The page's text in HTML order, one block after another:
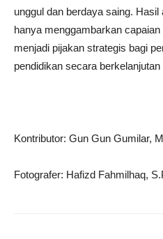
unggul dan berdaya saing.
hanya menggambarkan
menjadi pijakan strategis bagi
pendidikan secara
Kontributor: Gun Gun Gumilar,
Fotografer: Hafizd Fahmilhaq,